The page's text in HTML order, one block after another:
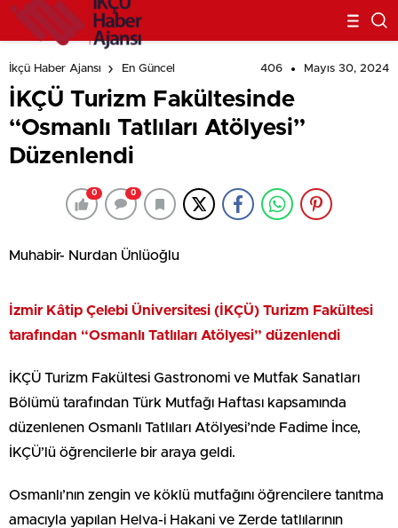
İkçü Haber Ajansı En Güncel 406 Mayıs 30, 2024
İKÇÜ Turizm Fakültesinde
“Osmanlı Tatlıları Atölyesi”
Düzenlendi
0 0
Muhabir- Nurdan Ünlüoğlu
İzmir Kâtip Çelebi Üniversitesi (İKÇÜ) Turizm Fakültesi
tarafından “Osmanlı Tatlıları Atölyesi” düzenlendi
İKÇÜ Turizm Fakültesi Gastronomi ve Mutfak Sanatları
Bölümü tarafından Türk Mutfağı Haftası kapsamında
düzenlenen Osmanlı Tatlıları Atölyesi’nde Fadime İnce,
İKÇÜ’lü öğrencilerle bir araya geldi.
Osmanlı’nın zengin ve köklü mutfağını öğrencilere tanıtma
amacıyla yapılan Helva-i Hakani ve Zerde tatlılarının